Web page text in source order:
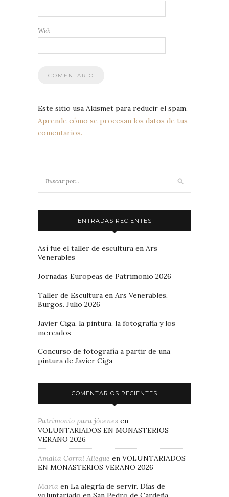
Web
Este sitio usa Akismet para reducir el spam.
Aprende cómo se procesan los datos de tus
comentarios.
ENTRADAS RECIENTES
Así fue el taller de escultura en Ars
Venerables
Jornadas Europeas de Patrimonio 2026
Taller de Escultura en Ars Venerables,
Burgos. Julio 2026
Javier Ciga, la pintura, la fotografía y los
mercados
Concurso de fotografía a partir de una
pintura de Javier Ciga
COMENTARIOS RECIENTES
Patrimonio para jóvenes en
VOLUNTARIADOS EN MONASTERIOS
VERANO 2026
Amalia Corral Allegue en VOLUNTARIADOS
EN MONASTERIOS VERANO 2026
Maria en La alegría de servir. Días de